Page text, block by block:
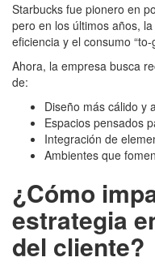
Starbucks fue pionero en
pero en los últimos años,
eficiencia y el consumo “to-
Ahora, la empresa busca
de:
Diseño más cálido y
Espacios pensados
Integración de
Ambientes que
¿Cómo
estrategia
del cliente?